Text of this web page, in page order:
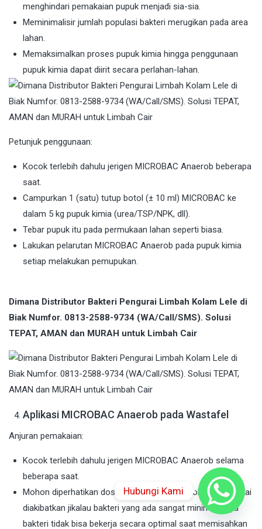
menghindari pemakaian pupuk menjadi sia-sia.
Meminimalisir jumlah populasi bakteri merugikan pada area
lahan.
Memaksimalkan proses pupuk kimia hingga penggunaan
pupuk kimia dapat diirit secara perlahan-lahan.
Petunjuk penggunaan:
Kocok terlebih dahulu jerigen MICROBAC Anaerob beberapa
saat.
Campurkan 1 (satu) tutup botol (± 10 ml) MICROBAC ke
dalam 5 kg pupuk kimia (urea/TSP/NPK, dll).
Tebar pupuk itu pada permukaan lahan seperti biasa.
Lakukan pelarutan MICROBAC Anaerob pada pupuk kimia
setiap melakukan pemupukan.
Dimana Distributor Bakteri Pengurai Limbah Kolam Lele di
Biak Numfor. 0813-2588-9734 (WA/Call/SMS). Solusi
TEPAT, AMAN dan MURAH untuk Limbah Cair
Aplikasi MICROBAC Anaerob pada Wastafel
Anjuran pemakaian:
Kocok terlebih dahulu jerigen MICROBAC Anaerob selama
beberapa saat.
Mohon diperhatikan dosis MICROBAC Anaerob yang dipakai
diakibatkan jikalau bakteri yang ada sangat minim artinya
bakteri tidak bisa bekerja secara optimal saat memisahkan
Hubungi Kami